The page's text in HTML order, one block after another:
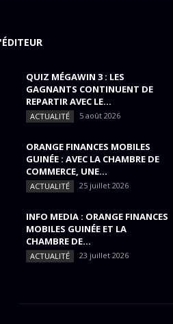
QUIZ MÉGAWIN 3 : LES
GAGNANTS CONTINUENT DE
REPARTIR AVEC LE...
ACTUALITÉ 5 août 2026
ORANGE FINANCES MOBILES
GUINÉE : AVEC LA CHAMBRE DE
COMMERCE, UNE...
ACTUALITÉ 25 juillet 2026
INFO MEDIA : ORANGE FINANCES
MOBILES GUINÉE ET LA
CHAMBRE DE...
ACTUALITÉ 23 juillet 2026